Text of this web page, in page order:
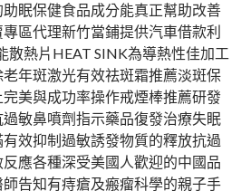
眠保健食品成分能真正幫助改善
區代理新竹當鋪提供汽車借款利
散熱片HEAT SINK為導熱性佳加工
年斑激光有效祛斑霜推薦淡斑保
美與成功率操作戒煙棒推薦研發
敏鼻噴劑指示藥品復發治療失眠
效抑制過敏誘發物質的釋放抗過
應各種深受美國人歡迎的中國品
告知有痔瘡及瘢瘤科學的親子手